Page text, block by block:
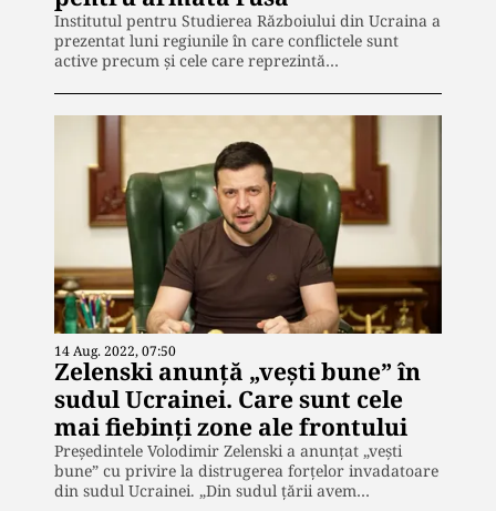
Institutul pentru Studierea Războiului din Ucraina a
prezentat luni regiunile în care conflictele sunt
active precum și cele care reprezintă…
14 Aug. 2022, 07:50
Zelenski anunță „vești bune” în
sudul Ucrainei. Care sunt cele
mai fiebinți zone ale frontului
Președintele Volodimir Zelenski a anunțat „vești
bune” cu privire la distrugerea forțelor invadatoare
din sudul Ucrainei. „Din sudul țării avem…